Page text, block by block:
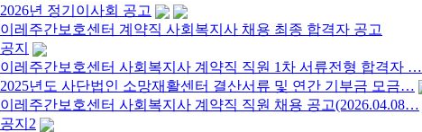
2026년 정기이사회 공고
이레주간보호센터 계약직 사회복지사 채용 최종 합격자 공고
공지
이레주간보호센터 사회복지사 계약직 직원 1차 서류전형 합격자 …
2025년도 사단법인 소망재활센터 결산서류 및 연간 기부금 모금…
이레주간보호센터 사회복지사 계약직 직원 채용 공고(2026.04.08…
공지2